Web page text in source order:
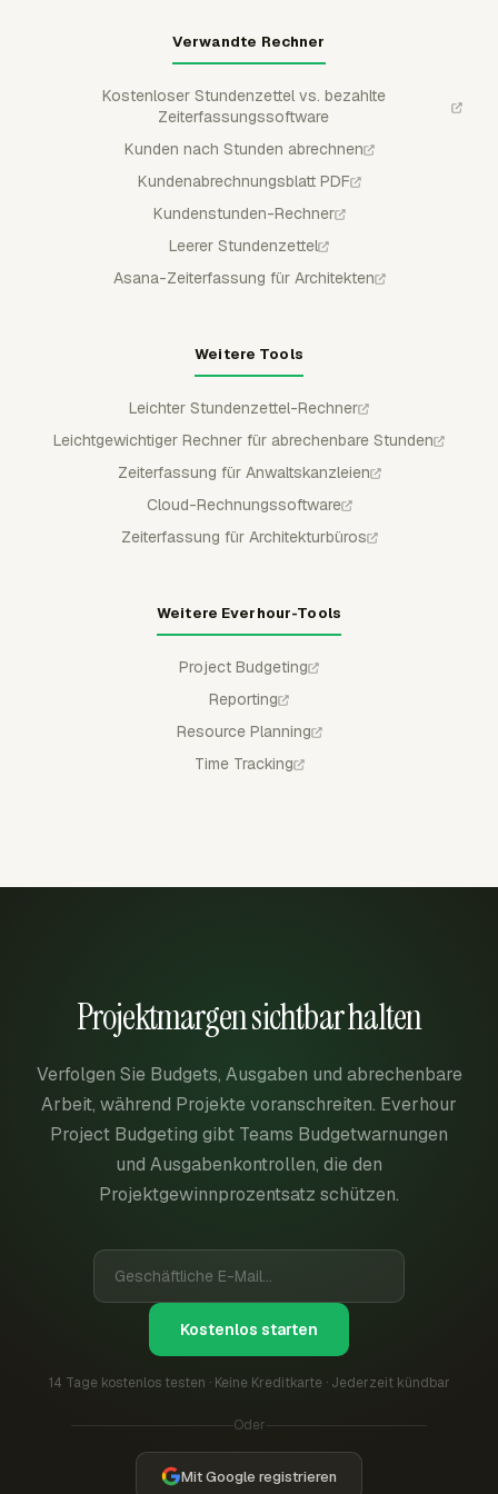
Verwandte Rechner
Kostenloser Stundenzettel vs. bezahlte
Zeiterfassungssoftware
Kunden nach Stunden abrechnen
Kundenabrechnungsblatt PDF
Kundenstunden-Rechner
Leerer Stundenzettel
Asana-Zeiterfassung für Architekten
Weitere Tools
Leichter Stundenzettel-Rechner
Leichtgewichtiger Rechner für abrechenbare Stunden
Zeiterfassung für Anwaltskanzleien
Cloud-Rechnungssoftware
Zeiterfassung für Architekturbüros
Weitere Everhour-Tools
Project Budgeting
Reporting
Resource Planning
Time Tracking
Projektmargen sichtbar halten
Verfolgen Sie Budgets, Ausgaben und abrechenbare
Arbeit, während Projekte voranschreiten. Everhour
Project Budgeting gibt Teams Budgetwarnungen
und Ausgabenkontrollen, die den
Projektgewinnprozentsatz schützen.
Kostenlos starten
14 Tage kostenlos testen · Keine Kreditkarte · Jederzeit kündbar
Oder
Mit Google registrieren